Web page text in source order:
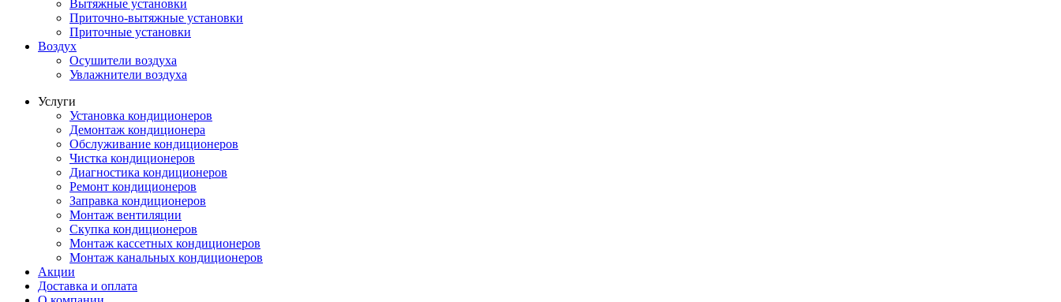
Вытяжные установки
Приточно-вытяжные установки
Приточные установки
Воздух
Осушители воздуха
Увлажнители воздуха
Услуги
Установка кондиционеров
Демонтаж кондиционера
Обслуживание кондиционеров
Чистка кондиционеров
Диагностика кондиционеров
Ремонт кондиционеров
Заправка кондиционеров
Монтаж вентиляции
Скупка кондиционеров
Монтаж кассетных кондиционеров
Монтаж канальных кондиционеров
Акции
Доставка и оплата